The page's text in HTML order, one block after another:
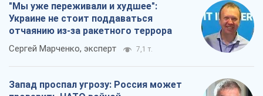
"Мы уже переживали и худшее":
Украине не стоит поддаваться
отчаянию из-за ракетного террора
Сергей Марченко, эксперт 7,1 т.
Запад проспал угрозу: Россия может